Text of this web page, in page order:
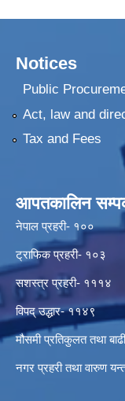
Notices
Public
Act, law and
Tax and Fees
आपतकालिन
नेपाल प्रहरी- १००
ट्राफिक प्रहरी- १०३
सशस्त्र प्रहरी- १११४
विपद् उद्धार- ११४९
मौसमी प्रतिकुलत तथा
नगर प्रहरी तथा वारुण